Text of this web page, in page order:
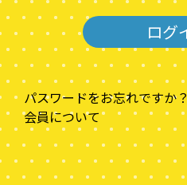
パスワードをお忘れですか？
会員について